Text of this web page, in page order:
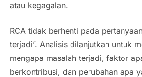
atau kegagalan.
RCA tidak berhenti pada
terjadi”. Analisis dilanjutkan untuk
mengapa masalah terjadi, faktor
berkontribusi, dan perubahan apa